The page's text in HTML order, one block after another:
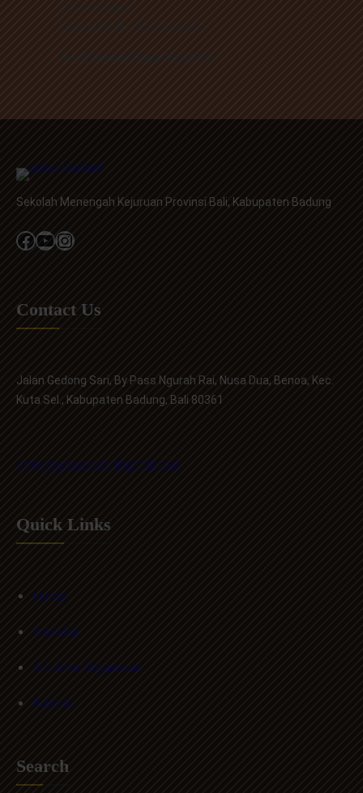
Salam hangat,
Kepala SMKN 1 Kuta Selatan
Drs.I Nyoman Supartha,M.Pd
Sekolah Menengah Kejuruan Provinsi Bali, Kabupaten Badung
Facebook YouTube Instagram
Contact Us
Jalan Gedong Sari, By Pass Ngurah Rai, Nusa Dua, Benoa, Kec.
Kuta Sel., Kabupaten Badung, Bali 80361
smkn1kutaselatan@gmail.com
Quick Links
Home
Visi Misi
Struktur Organisasi
Kontak
Search